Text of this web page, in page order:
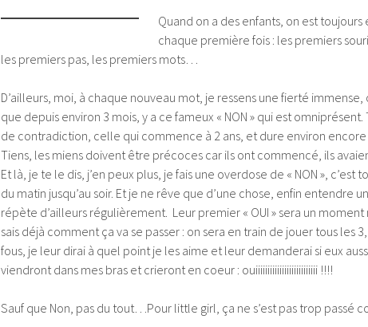
Quand on a des enfants, on est
chaque première fois : les premiers
les premiers pas, les premiers mots…
D’ailleurs, moi, à chaque nouveau mot, je ressens une fierté immense,
que depuis environ 3 mois, y a ce fameux « NON » qui est omniprésent.
de contradiction, celle qui commence à 2 ans, et dure environ encore
Tiens, les miens doivent être précoces car ils ont commencé, ils
Et là, je te le dis, j’en peux plus, je fais une overdose de « NON », c’est
du matin jusqu’au soir. Et je ne rêve que d’une chose, enfin entendre
répète d’ailleurs régulièrement. Leur premier « OUI » sera un moment
sais déjà comment ça va se passer : on sera en train de jouer tous les
fous, je leur dirai à quel point je les aime et leur demanderai si eux
viendront dans mes bras et crieront en coeur : ouiiiiiiiiiiiiiiiiiiiiiiiiii !!!!
Sauf que Non, pas du tout…Pour little girl, ça ne s’est pas trop passé